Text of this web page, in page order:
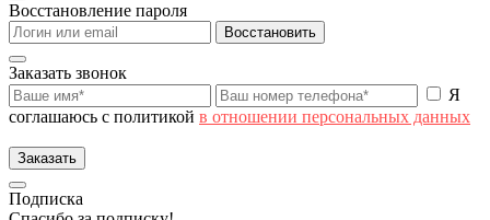
Восстановление пароля
Восстановить
Заказать звонок
Я
соглашаюсь с политикой в отношении персональных данных
Заказать
Подписка